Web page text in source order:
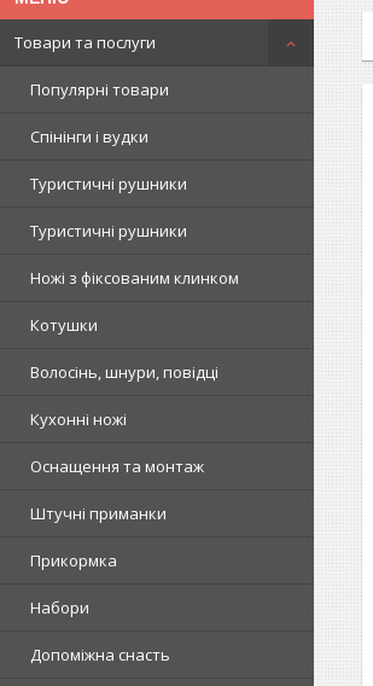
Товари та послуги
Популярні товари
Спінінги і вудки
Туристичні рушники
Туристичні рушники
Ножі з фіксованим клинком
Котушки
Волосінь, шнури, повідці
Кухонні ножі
Оснащення та монтаж
Штучні приманки
Прикормка
Набори
Допоміжна снасть